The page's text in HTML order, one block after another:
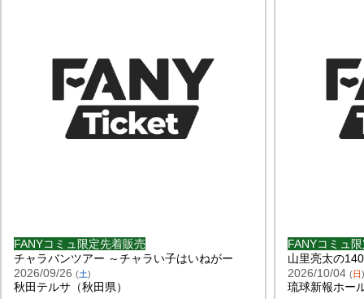
FANYコミュ限定先着販売
チャラバンツアー ～チャラい子はいねがー
2026/09/26 (土)
秋田テルサ（秋田県）
FANYコミュ
山里亮太の
2026/10/04 (日)
琉球新報ホー